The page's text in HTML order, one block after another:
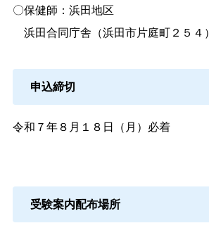
〇保健師：浜田地区
浜田合同庁舎（浜田市片庭町２５４）
申込締切
令和７年８月１８日（月）必着
受験案内配布場所